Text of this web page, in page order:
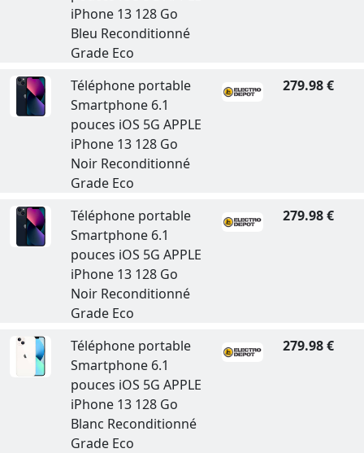
iPhone 13 128 Go
Bleu Reconditionné
Grade Eco
Téléphone portable
Smartphone 6.1
pouces iOS 5G APPLE
iPhone 13 128 Go
Noir Reconditionné
Grade Eco
279.98 €
Téléphone portable
Smartphone 6.1
pouces iOS 5G APPLE
iPhone 13 128 Go
Noir Reconditionné
Grade Eco
279.98 €
Téléphone portable
Smartphone 6.1
pouces iOS 5G APPLE
iPhone 13 128 Go
Blanc Reconditionné
Grade Eco
279.98 €